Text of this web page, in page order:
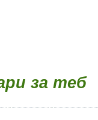
за теб